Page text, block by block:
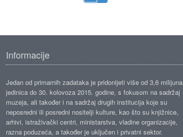
Informacije
Jedan od primarnih zadataka je pridonijeti više od 3,6 milijuna
jedinica do 30. kolovoza 2015. godine, s fokusom na sadržaj
muzeja, ali također i na sadržaj drugih institucija koje su
neposredni ili posredni nositelji kulture, kao što su knjižnice,
arhivi, istraživački centri, ministarstva, vladine organizacije,
razna poduzeća, a također je uključen i privatni sektor.